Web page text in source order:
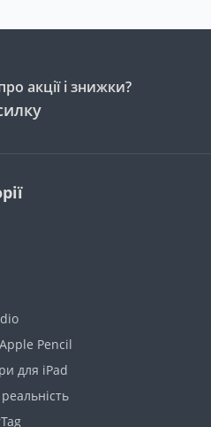
акції і знижки?
Pencil
для iPad